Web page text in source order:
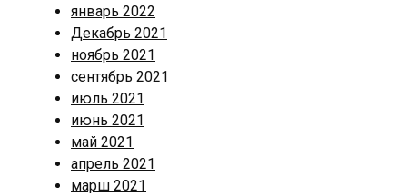
январь 2022
Декабрь 2021
ноябрь 2021
сентябрь 2021
июль 2021
июнь 2021
май 2021
апрель 2021
марш 2021